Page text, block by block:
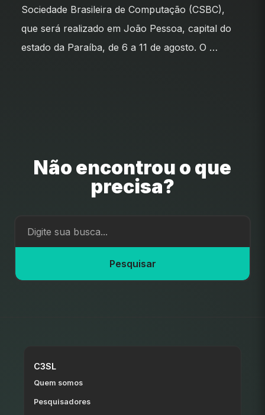
Sociedade Brasileira de Computação (CSBC),
que será realizado em João Pessoa, capital do
estado da Paraíba, de 6 a 11 de agosto. O …
Não encontrou o que
precisa?
Pesquisar
C3SL
Quem somos
Pesquisadores